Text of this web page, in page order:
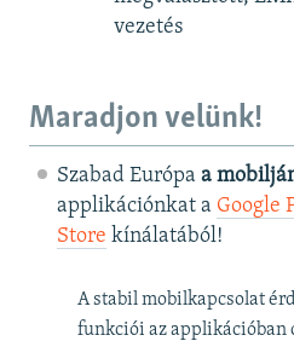
vezetés
Maradjon velünk!
Szabad Európa a
applikációnkat a Google
Store kínálatából!
A stabil mobilkapcsolat
funkciói az applikációban